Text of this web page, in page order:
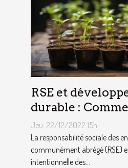
RSE et
durable :
décrocher vite
avec ce profil ?
Jeu. 22/12/2022 15h
La responsabilité sociale des
communément abrégé (RSE)
intentionnelle des...